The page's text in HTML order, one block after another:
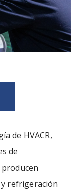
de HVACR,
de
refrigeración